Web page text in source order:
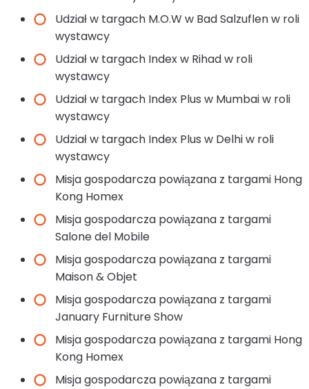
Udział w targach M.O.W w Bad Salzuflen w roli
wystawcy
Udział w targach Index w Rihad w roli
wystawcy
Udział w targach Index Plus w Mumbai w roli
wystawcy
Udział w targach Index Plus w Delhi w roli
wystawcy
Misja gospodarcza powiązana z targami Hong
Kong Homex
Misja gospodarcza powiązana z targami
Salone del Mobile
Misja gospodarcza powiązana z targami
Maison & Objet
Misja gospodarcza powiązana z targami
January Furniture Show
Misja gospodarcza powiązana z targami Hong
Kong Homex
Misja gospodarcza powiązana z targami